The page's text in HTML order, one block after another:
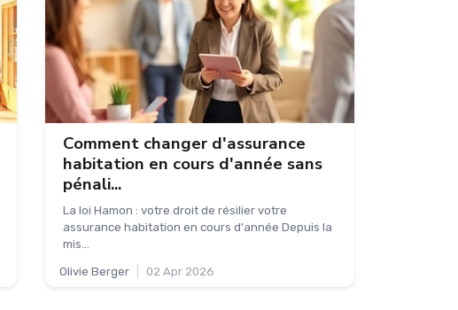
Comment changer d'assurance
habitation en cours d'année sans
pénali...
La loi Hamon : votre droit de résilier votre
assurance habitation en cours d'année Depuis la
mis...
Olivie Berger 02 Apr 2026